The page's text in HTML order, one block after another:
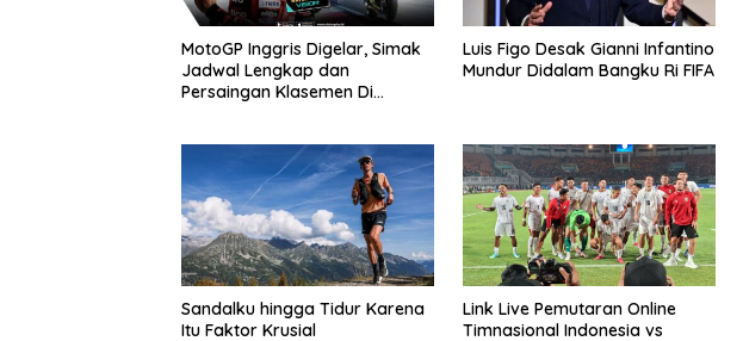
MotoGP Inggris Digelar, Simak
Jadwal Lengkap dan
Persaingan Klasemen Di
Luis Figo Desak Gianni Infantino
Mundur Didalam Bangku Ri FIFA
Sandalku hingga Tidur Karena
Itu Faktor Krusial
Link Live Pemutaran Online
Timnasional Indonesia vs